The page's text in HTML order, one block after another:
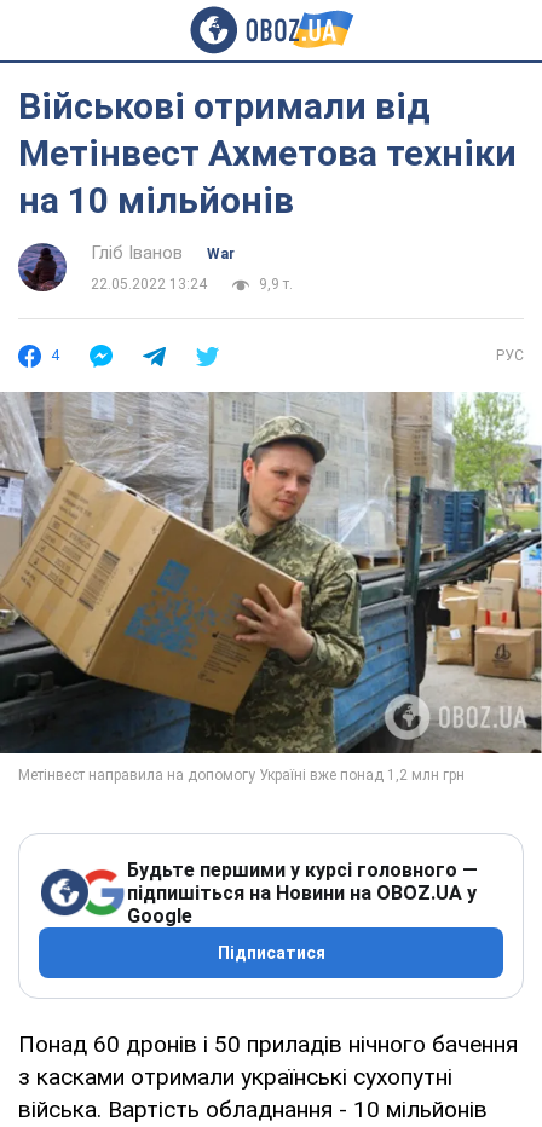
Військові отримали від
Метінвест Ахметова техніки
на 10 мільйонів
Гліб Іванов
War
22.05.2022 13:24
9,9 т.
4 РУС
Будьте першими у курсі головного —
підпишіться на Новини на OBOZ.UA у
Google
Підписатися
Понад 60 дронів і 50 приладів нічного бачення
з касками отримали українські сухопутні
війська. Вартість обладнання - 10 мільйонів